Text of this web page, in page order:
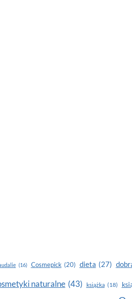
(16) Cosmepick (20) dieta (27)
naturalne (43) książka (18)